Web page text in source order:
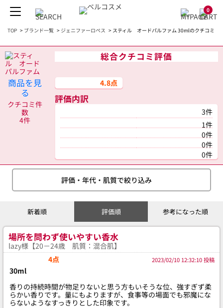
0
TOP > ブランド一覧 > ジェニファーロペス > スティル オードパルファム 30mlのクチコミ
商品を見
る
クチコミ件
数
4件
総合クチコミ評価
4.8点
評価内訳
3件
1件
0件
0件
0件
評価・年代・肌質で絞り込み
新着順 評価順 参考になった順
場所を問わず使いやすい香水
lazy様【20－24歳 肌質：混合肌】
4点
2023/02/10 12:32:10 投稿
30ml
香りの持続時間が物足りないと思う方もいそうな位、強すぎず柔
らかい香りです。量にもよりますが、食事等の場面でも邪魔にな
らないようなすっきりとした印象です。